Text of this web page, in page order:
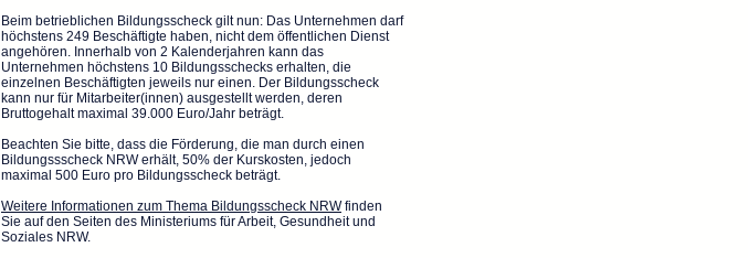
Beim betrieblichen Bildungsscheck gilt nun: Das Unternehmen darf
höchstens 249 Beschäftigte haben, nicht dem öffentlichen Dienst
angehören. Innerhalb von 2 Kalenderjahren kann das
Unternehmen höchstens 10 Bildungsschecks erhalten, die
einzelnen Beschäftigten jeweils nur einen. Der Bildungsscheck
kann nur für Mitarbeiter(innen) ausgestellt werden, deren
Bruttogehalt maximal 39.000 Euro/Jahr beträgt.
Beachten Sie bitte, dass die Förderung, die man durch einen
Bildungssscheck NRW erhält, 50% der Kurskosten, jedoch
maximal 500 Euro pro Bildungsscheck beträgt.
Weitere Informationen zum Thema Bildungsscheck NRWfinden
Sie auf den Seiten des Ministeriums für Arbeit, Gesundheit und
Soziales NRW.